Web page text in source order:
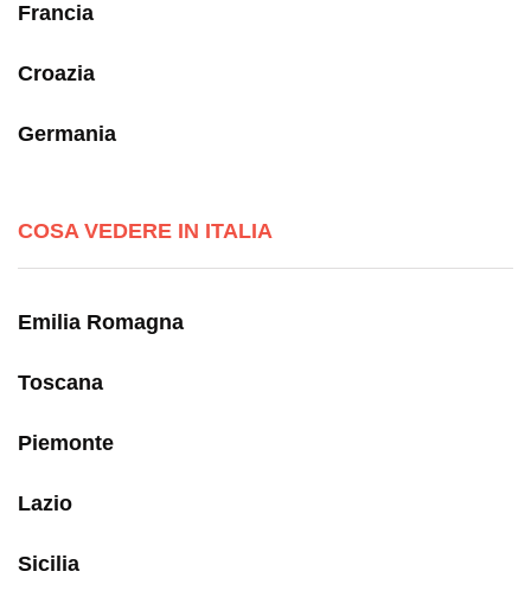
Francia
Croazia
Germania
COSA VEDERE IN ITALIA
Emilia Romagna
Toscana
Piemonte
Lazio
Sicilia